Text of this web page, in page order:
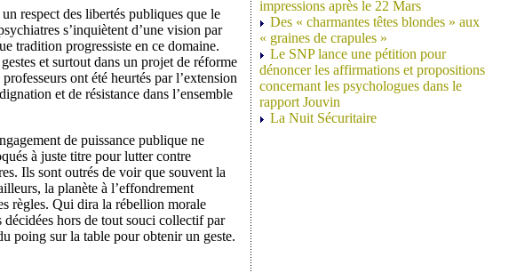
respect des libertés publiques que le
s’inquiètent d’une vision par
tradition progressiste en ce domaine.
et surtout dans un projet de réforme
ont été heurtés par l’extension
et de résistance dans l’ensemble
de puissance publique ne
à juste titre pour lutter contre
Ils sont outrés de voir que souvent la
la planète à l’effondrement
règles. Qui dira la rébellion morale
hors de tout souci collectif par
poing sur la table pour obtenir un geste.
impressions après le 22 Mars
Des « charmantes têtes blondes » aux
« graines de crapules »
Le SNP lance une pétition pour
dénoncer les affirmations et propositions
concernant les psychologues dans le
rapport Jouvin
La Nuit Sécuritaire